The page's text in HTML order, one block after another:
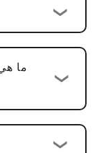
تأكيد العينة
7 أيام عمل
ما